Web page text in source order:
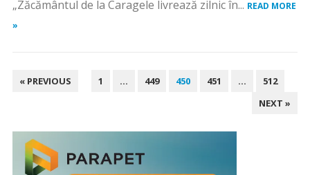
„Zăcământul de la Caragele livrează zilnic în... READ MORE
»
PAGINAȚIE
« PREVIOUS 1 … 449 450 451 …
512
NEXT »